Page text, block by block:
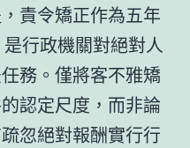
責令矯正作為五年
行政機關對絕對人
務。僅將客不雅矯
認定尺度，而非論
忽絕對報酬實行行